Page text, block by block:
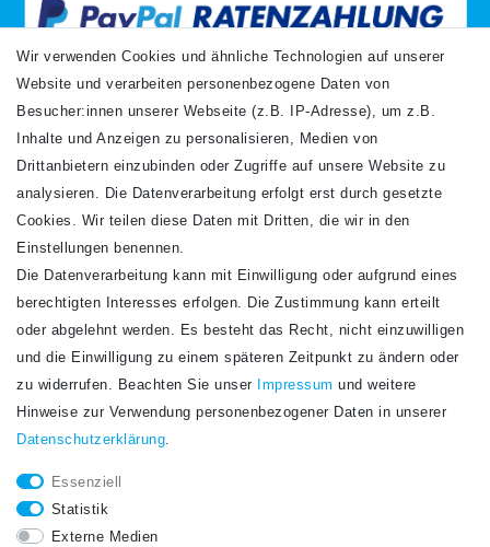
VERSANDARTEN
Newsletter
Honig
Hiermit bestätige ich, dass ich dieDaten­schutz­erklärunggelesen habe. Meine
STAY CONNECTED.
Wir verwenden Cookies und ähnliche Technologien auf unserer
Website und verarbeiten personenbezogene Daten von
Besucher:innen unserer Webseite (z.B. IP-Adresse), um z.B.
Inhalte und Anzeigen zu personalisieren, Medien von
Drittanbietern einzubinden oder Zugriffe auf unsere Website zu
analysieren. Die Datenverarbeitung erfolgt erst durch gesetzte
Cookies. Wir teilen diese Daten mit Dritten, die wir in den
Einstellungen benennen.
Die Datenverarbeitung kann mit Einwilligung oder aufgrund eines
berechtigten Interesses erfolgen. Die Zustimmung kann erteilt
oder abgelehnt werden. Es besteht das Recht, nicht einzuwilligen
und die Einwilligung zu einem späteren Zeitpunkt zu ändern oder
zu widerrufen. Beachten Sie unser
Impressum und weitere
Hinweise zur Verwendung personenbezogener Daten in unserer
Daten­schutz­erklärung.
Essenziell
Statistik
Externe Medien